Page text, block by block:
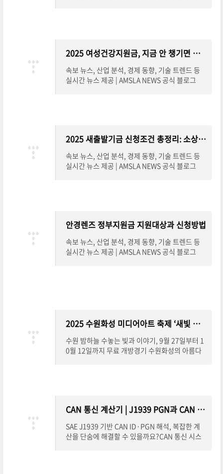
2025 여성건강지원금, 지금 안 챙기면 손해! 신청방법 총정리
속보 뉴스, 산업 분석, 경제 동향, 기술 트렌드 등
실시간 뉴스 제공 | AMSLA NEWS 공식 블로그
2025 새출발기금 신청조건 총정리: 소상공인을 위한 실질적 채무조정 지원
속보 뉴스, 산업 분석, 경제 동향, 기술 트렌드 등
실시간 뉴스 제공 | AMSLA NEWS 공식 블로그
안경렌즈 정부지원금 지원대상과 신청방법
속보 뉴스, 산업 분석, 경제 동향, 기술 트렌드 등
실시간 뉴스 제공 | AMSLA NEWS 공식 블로그
2025 수원화성 미디어아트 축제 ‘새빛 향연’, 야경 명소로 떠오르다
수원 밤하늘 수놓는 빛과 이야기, 9월 27일부터 1
0월 12일까지 무료 개방경기 수원화성의 아름다
CAN 통신 계산기 | J1939 PGN과 CAN ID, 이젠 쉽게 변환하세요
SAE J1939 기반 CAN ID·PGN 해석, 복잡한 계
산을 단숨에 해결할 수 있을까요?CAN 통신 시스